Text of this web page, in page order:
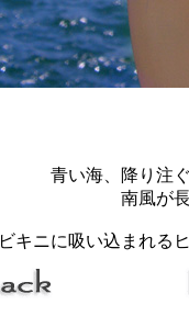
青い海、降り注
南風が
ビキニに吸い込まれる